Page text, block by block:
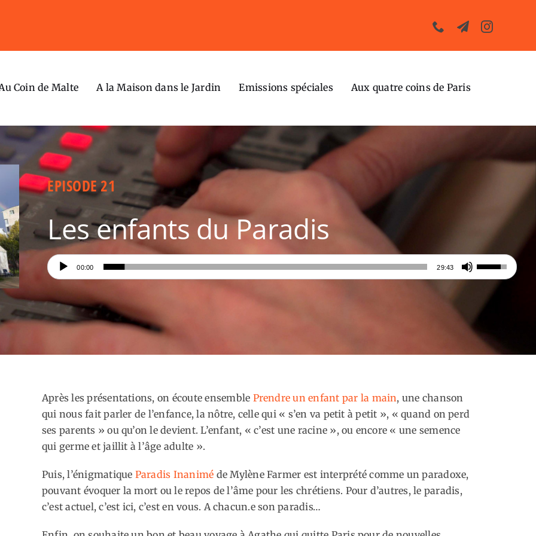
Coin de Malte A la Maison dans le Jardin Emissions spéciales Aux quatre coins de Paris
EPISODE 21
Les enfants du Paradis
Lecteur
audio
00:00 29:43
Utilisez
les
flèches
haut/bas
augmenter
Après les présentations, on écoute ensemble Prendre un enfant par la main, une chanson
qui nous fait parler de l’enfance, la nôtre, celle qui « s’en va petit à petit », « quand on perd
ses parents » ou qu’on le devient. L’enfant, « c’est une racine », ou encore « une semence
qui germe et jaillit à l’âge adulte ».
Puis, l’énigmatique Paradis Inanimé de Mylène Farmer est interprété comme un paradoxe,
pouvant évoquer la mort ou le repos de l’âme pour les chrétiens. Pour d’autres, le paradis,
c’est actuel, c’est ici, c’est en vous. A chacun.e son paradis…